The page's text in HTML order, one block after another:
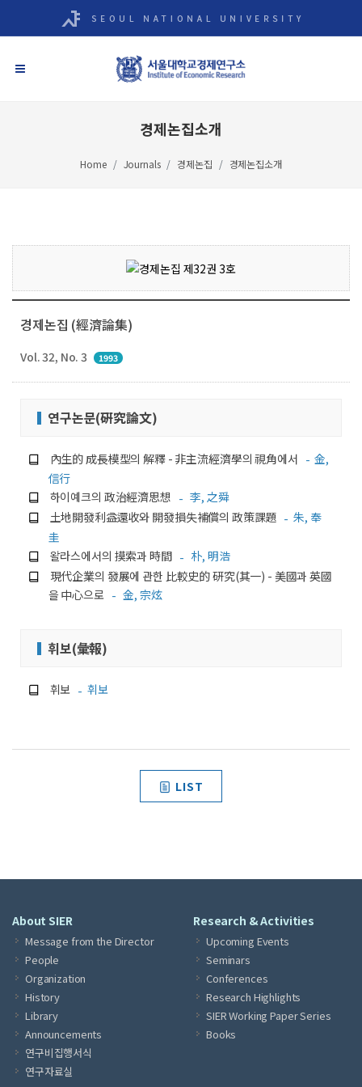
경제논집소개
Home Journals 경제논집 경제논집소개
경제논집 (經濟論集)
Vol. 32, No. 3 1993
연구논문(硏究論文)
內生的 成長模型의 解釋 - 非主流經濟學의 視角에서
金,
信行
하이예크의 政治經濟思想
李, 之舜
土地開發利益還收와 開發損失補償의 政策課題
朱, 奉
圭
왈라스에서의 摸索과 時間
朴, 明浩
現代企業의 發展에 관한 比較史的 硏究(其一) - 美國과 英國
을 中心으로
金, 宗炫
휘보(彙報)
휘보 휘보
LIST
About SIER
Message from the Director
People
Organization
History
Library
Announcements
연구비집행서식
연구자료실
Research & Activities
Upcoming Events
Seminars
Conferences
Research Highlights
SIER Working Paper Series
Books